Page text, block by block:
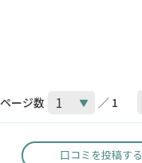
ページ数 ／ 1
口コミを投稿する